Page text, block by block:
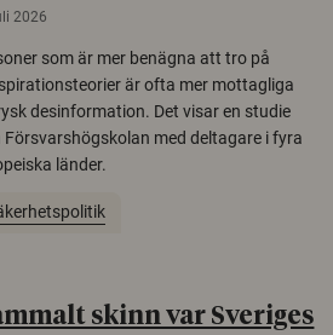
2026
som är mer benägna att tro på
är ofta mer mottagliga
desinformation. Det visar en studie
Försvarshögskolan med deltagare i fyra
länder.
skinn var Sveriges